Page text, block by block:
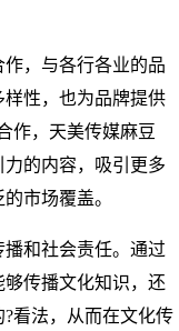
作，与各行各业的品
性，也为品牌提供
作，天美传媒麻豆
力的内容，吸引更多
市场覆盖。
播和社会责任。通过
够传播文化知识，还
看法，从而在文化传